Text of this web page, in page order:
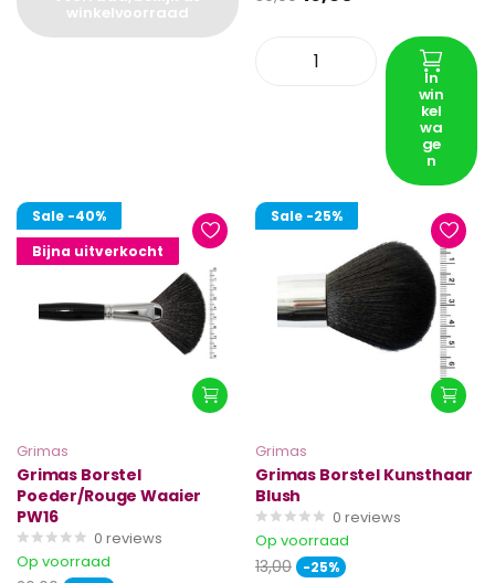
winkelvoorraad
In
win
kel
wa
ge
n
Sale -40%
Bijna uitverkocht
Grimas
Grimas Borstel
Poeder/Rouge Waaier
PW16
0 reviews
Op voorraad
Sale -25%
Grimas
Grimas Borstel Kunsthaar
Blush
0 reviews
Op voorraad
13,00 -25%